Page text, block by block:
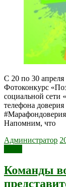
С 20 по 30
Фотоконкурс
социальной сети
телефона
Напомним, что
Администратор
Команды